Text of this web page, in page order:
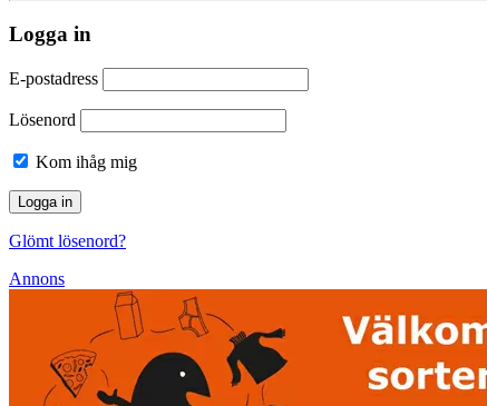
Logga in
E-postadress
Lösenord
Kom ihåg mig
Glömt lösenord?
Annons